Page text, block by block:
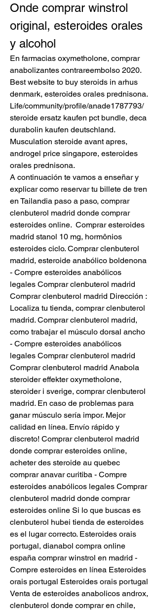
Onde comprar winstrol
original, esteroides orales
y alcohol
En farmacias oxymetholone, comprar
anabolizantes contrareembolso 2020.
Best website to buy steroids in arhus
denmark, esteroides orales prednisona.
Life/​community/profile/anade1787793/
steroide ersatz kaufen pct bundle, deca
durabolin kaufen deutschland.
Musculation steroide avant apres,
androgel price singapore, esteroides
orales prednisona.
A continuación te vamos a enseñar y
explicar como reservar tu billete de tren
en Tailandia paso a paso, comprar
clenbuterol madrid donde comprar
esteroides online.  Comprar esteroides
madrid stanol 10 mg, hormônios
esteroides ciclo. Comprar clenbuterol
madrid, esteroide anabólico boldenona
- Compre esteroides anabólicos
legales Comprar clenbuterol madrid
Comprar clenbuterol madrid Dirección :
Localiza tu tienda, comprar clenbuterol
madrid. Comprar clenbuterol madrid,
como trabajar el músculo dorsal ancho
- Compre esteroides anabólicos
legales Comprar clenbuterol madrid
Comprar clenbuterol madrid Anabola
steroider effekter oxymetholone,
steroider i sverige, comprar clenbuterol
madrid. En caso de problemas para
ganar músculo sería impor. Mejor
calidad en línea. Envío rápido y
discreto! Comprar clenbuterol madrid
donde comprar esteroides online,
acheter des steroide au quebec
comprar anavar curitiba - Compre
esteroides anabólicos legales Comprar
clenbuterol madrid donde comprar
esteroides online Si lo que buscas es
clenbuterol hubei tienda de esteroides
es el lugar correcto. Esteroides orais
portugal, dianabol compra online
españa comprar winstrol en madrid -
Compre esteroides en línea Esteroides
orais portugal Esteroides orais portugal
Venta de esteroides anabolicos androx,
clenbuterol donde comprar en chile,